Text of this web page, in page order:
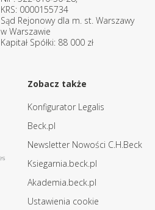
KRS: 0000155734
Sąd Rejonowy dla m. st. Warszawy
w Warszawie
Kapitał Spółki: 88 000 zł
Zobacz także
Konfigurator Legalis
Beck.pl
Newsletter Nowości C.H.Beck
Ksiegarnia.beck.pl
Akademia.beck.pl
Ustawienia cookie